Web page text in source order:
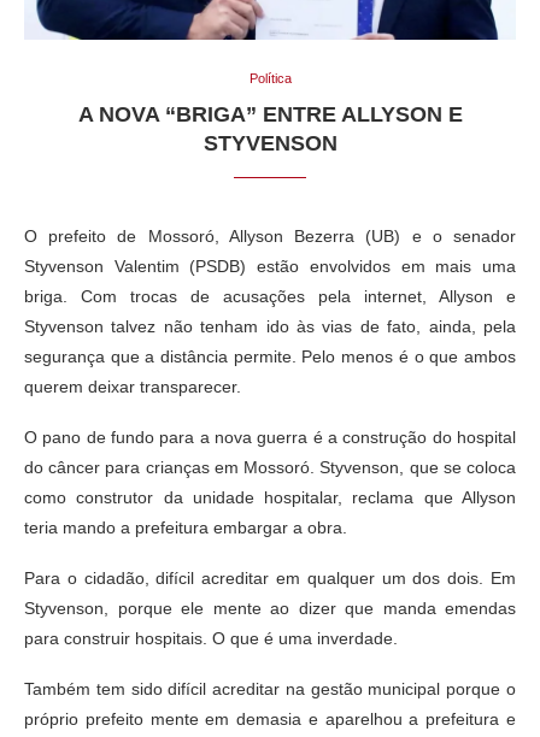
Política
A NOVA “BRIGA” ENTRE ALLYSON E
STYVENSON
O prefeito de Mossoró, Allyson Bezerra (UB) e o senador
Styvenson Valentim (PSDB) estão envolvidos em mais uma
briga. Com trocas de acusações pela internet, Allyson e
Styvenson talvez não tenham ido às vias de fato, ainda, pela
segurança que a distância permite. Pelo menos é o que ambos
querem deixar transparecer.
O pano de fundo para a nova guerra é a construção do hospital
do câncer para crianças em Mossoró. Styvenson, que se coloca
como construtor da unidade hospitalar, reclama que Allyson
teria mando a prefeitura embargar a obra.
Para o cidadão, difícil acreditar em qualquer um dos dois. Em
Styvenson, porque ele mente ao dizer que manda emendas
para construir hospitais. O que é uma inverdade.
Também tem sido difícil acreditar na gestão municipal porque o
próprio prefeito mente em demasia e aparelhou a prefeitura e